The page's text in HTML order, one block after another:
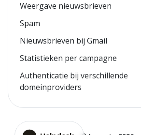
Weergave nieuwsbrieven
Spam
Nieuwsbrieven bij Gmail
Statistieken per campagne
Authenticatie bij verschillende
domeinproviders